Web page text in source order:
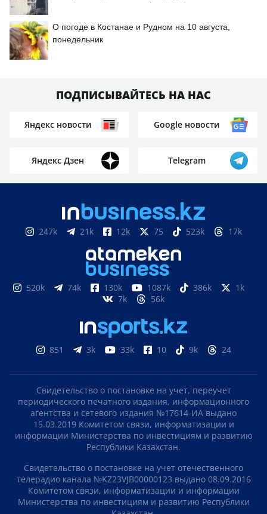
О погоде в Костанае и Рудном на 10 августа,
понедельник
ПОДПИСЫВАЙТЕСЬ НА НАС
Яндекс новости Google новости
Яндекс Дзен Telegram
247k 21k 12k 75 523k 17k
520k 74k 130k 1087k 386k
1k
7k
56k
851 3k 33k 10 9k 24
Свидетельство о постановке на учет, переучет
периодического печатного издания, информационного
агентства и сетевого издания №17614-ИА выдано
15.03.2019 Комитетом связи, информатизации и
информации Министерства по инвестициям и развитию
Республики Казахстан.
Свидетельство о постановке на учет отечественного
телерадио канала №KZ23VJB00000123 выдано 08.09.2016
Комитетом связи, информатизации и информации
Министерства по инвестициям и развитию Республики